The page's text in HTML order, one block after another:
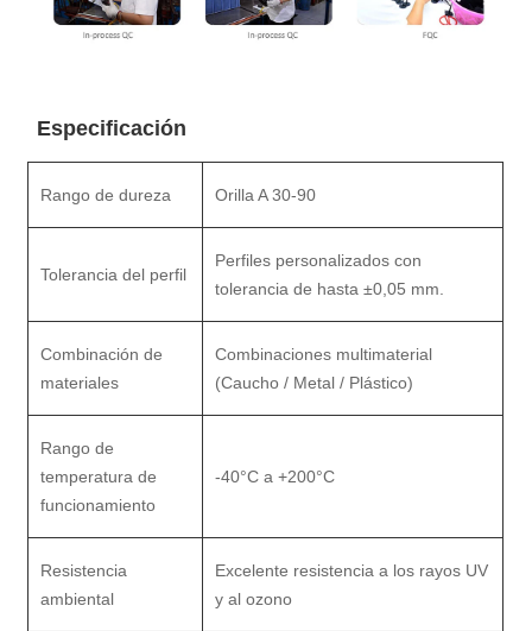
Especificación
Rango de dureza Orilla A 30-90
Tolerancia del perfil
Perfiles personalizados con
tolerancia de hasta ±0,05 mm.
Combinación de
materiales
Combinaciones multimaterial
(Caucho / Metal / Plástico)
Rango de
temperatura de
funcionamiento
-40°C a +200°C
Resistencia
ambiental
Excelente resistencia a los rayos UV
y al ozono